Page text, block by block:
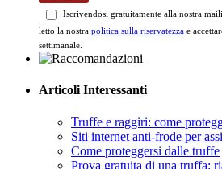
Iscrivendosi gratuitamente alla nostra
letto la nostra politica sulla riservatezza e
settimanale.
Articoli Interessanti
Truffe e raggiri: come
Siti internet anti-frode per
Come proteggersi dalle truffe
Prova gratuita di una truffa: